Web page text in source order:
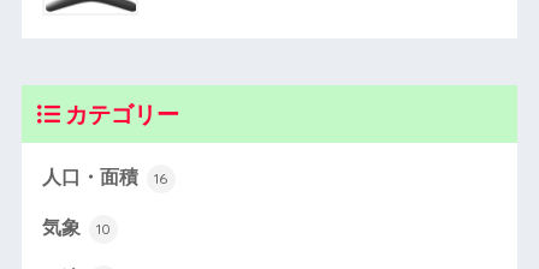
カテゴリー
人口・面積 16
気象 10